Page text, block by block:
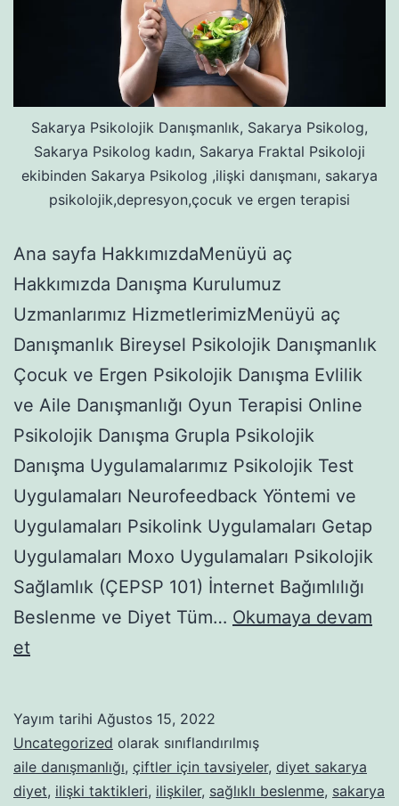
Sakarya Psikolojik Danışmanlık, Sakarya Psikolog,
Sakarya Psikolog kadın, Sakarya Fraktal Psikoloji
ekibinden Sakarya Psikolog ,ilişki danışmanı, sakarya
psikolojik,depresyon,çocuk ve ergen terapisi
Ana sayfa HakkımızdaMenüyü aç
Hakkımızda Danışma Kurulumuz
Uzmanlarımız HizmetlerimizMenüyü aç
Danışmanlık Bireysel Psikolojik Danışmanlık
Çocuk ve Ergen Psikolojik Danışma Evlilik
ve Aile Danışmanlığı Oyun Terapisi Online
Psikolojik Danışma Grupla Psikolojik
Danışma Uygulamalarımız Psikolojik Test
Uygulamaları Neurofeedback Yöntemi ve
Uygulamaları Psikolink Uygulamaları Getap
Uygulamaları Moxo Uygulamaları Psikolojik
Sağlamlık (ÇEPSP 101) İnternet Bağımlılığı
Beslenme ve Diyet Tüm… Okumaya devam
etSAĞLIKLI
OLMALIDIR?
Yayım tarihi Ağustos 15, 2022
Uncategorized olarak sınıflandırılmış
aile danışmanlığı, çiftler için tavsiyeler, diyet sakarya
diyet, ilişki taktikleri, ilişkiler, sağlıklı beslenme, sakarya